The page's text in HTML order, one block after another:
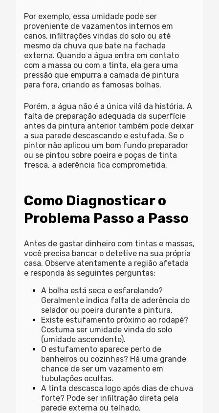
Por exemplo, essa umidade pode ser
proveniente de vazamentos internos em
canos, infiltrações vindas do solo ou até
mesmo da chuva que bate na fachada
externa. Quando a água entra em contato
com a massa ou com a tinta, ela gera uma
pressão que empurra a camada de pintura
para fora, criando as famosas bolhas.
Porém, a água não é a única vilã da história. A
falta de preparação adequada da superfície
antes da pintura anterior também pode deixar
a sua parede descascando e estufada. Se o
pintor não aplicou um bom fundo preparador
ou se pintou sobre poeira e poças de tinta
fresca, a aderência fica comprometida.
Como Diagnosticar o
Problema Passo a Passo
Antes de gastar dinheiro com tintas e massas,
você precisa bancar o detetive na sua própria
casa. Observe atentamente a região afetada
e responda às seguintes perguntas:
A bolha está seca e esfarelando?
Geralmente indica falta de aderência do
selador ou poeira durante a pintura.
Existe estufamento próximo ao rodapé?
Costuma ser umidade vinda do solo
(umidade ascendente).
O estufamento aparece perto de
banheiros ou cozinhas? Há uma grande
chance de ser um vazamento em
tubulações ocultas.
A tinta descasca logo após dias de chuva
forte? Pode ser infiltração direta pela
parede externa ou telhado.